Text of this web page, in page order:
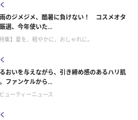
のジメジメ、酷暑に負けない！ コスメオタ
選、今年使いた...
特集】夏を、軽やかに、おしゃれに。
おいを与えながら、引き締め感のあるハリ肌
ファンケルから...
ューティーニュース